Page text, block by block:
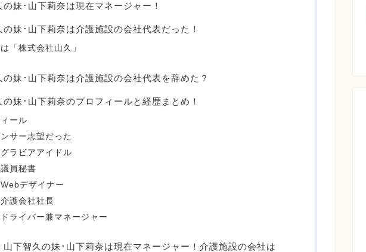
の妹･山下莉奈は現在マネージャー！
の妹･山下莉奈は介護施設の会社代表だった！
「株式会社山久」
の妹･山下莉奈は介護施設の会社代表を辞めた？
の妹･山下莉奈のプロフィールと経歴まとめ！
ール
サー志望だった
ラビアアイドル
員秘書
デザイナー
護会社社長
ライバー兼マネージャー
山下智久の妹･山下莉奈は現在マネージャー！介護施設の会社は